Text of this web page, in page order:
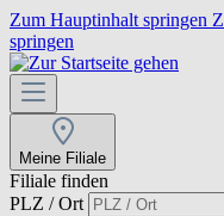
Zum Hauptinhalt springen
springen
Meine Filiale
Filiale finden
PLZ / Ort